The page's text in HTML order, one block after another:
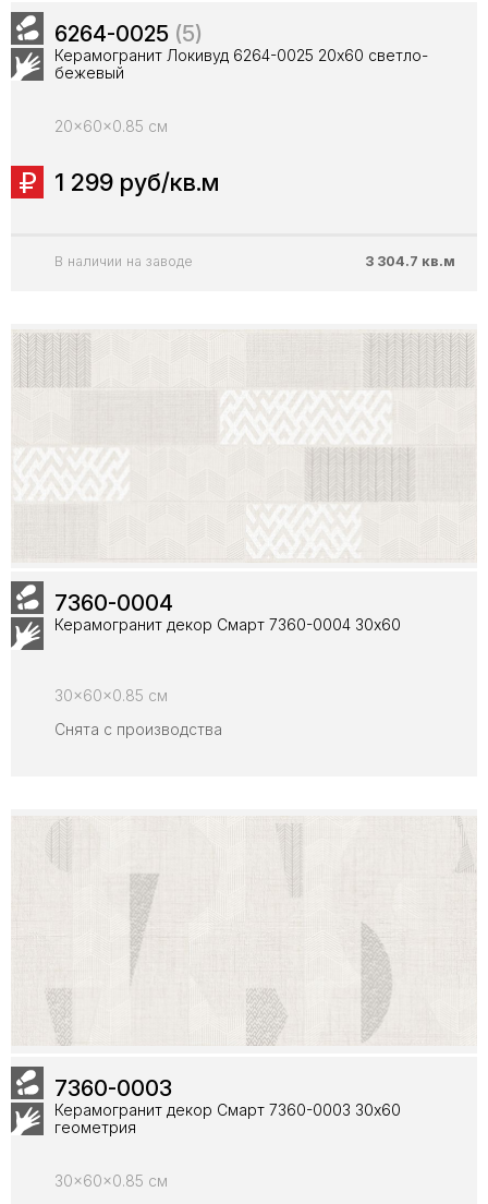
6264-0025 (5)
Керамогранит Локивуд 6264-0025 20x60 светло-
бежевый
20x60x0.85 см
1 299 руб/кв.м
В наличии на заводе 3 304.7 кв.м
7360-0004
Керамогранит декор Смарт 7360-0004 30x60
30x60x0.85 см
Снята с производства
7360-0003
Керамогранит декор Смарт 7360-0003 30x60
геометрия
30x60x0.85 см